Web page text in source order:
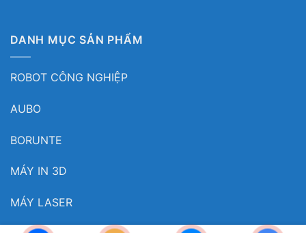
DANH MỤC SẢN PHẨM
ROBOT CÔNG NGHIỆP
AUBO
BORUNTE
MÁY IN 3D
MÁY LASER